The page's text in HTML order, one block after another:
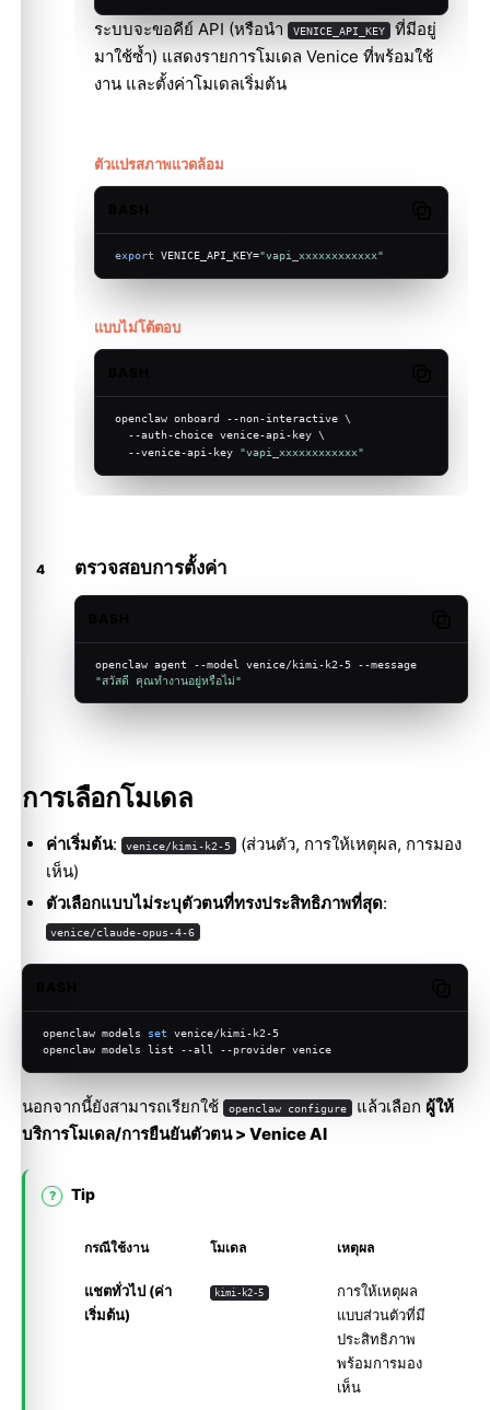
ระบบจะขอคีย์ API (หรือนำ VENICE_API_KEY ที่มีอยู่
มาใช้ซ้ำ) แสดงรายการโมเดล Venice ที่พร้อมใช้
งาน และตั้งค่าโมเดลเริ่มต้น
ตัวแปรสภาพแวดล้อม
export VENICE_API_KEY="vapi_xxxxxxxxxxxx"
แบบไม่โต้ตอบ
openclaw onboard --non-interactive \
  --auth-choice venice-api-key \
  --venice-api-key
"vapi_xxxxxxxxxxxx"
ตรวจสอบการตั้งค่า
"สวัสดี คุณทำงานอยู่หรือไม่"
การเลือกโมเดล
ค่าเริ่มต้น: venice/kimi-k2-5
(ส่วนตัว, การให้เหตุผล, การมอง
เห็น)
ตัวเลือกแบบไม่ระบุตัวตนที่ทรงประสิทธิภาพที่สุด:
venice/claude-opus-4-6
openclaw models set venice/kimi-k2-5
openclaw models list --all --provider venice
นอกจากนี้ยังสามารถเรียกใช้ openclaw configure แล้วเลือก ผู้ให้
บริการโมเดล/การยืนยันตัวตน > Venice AI
Tip
กรณีใช้งาน โมเดล เหตุผล
แชตทั่วไป (ค่า
เริ่มต้น)
kimi-k2-5
การให้เหตุผล
แบบส่วนตัวที่มี
ประสิทธิภาพ
พร้อมการมอง
เห็น